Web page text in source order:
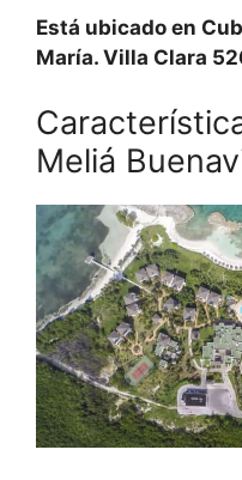
Está ubicado en
María. Villa Clara
Meliá